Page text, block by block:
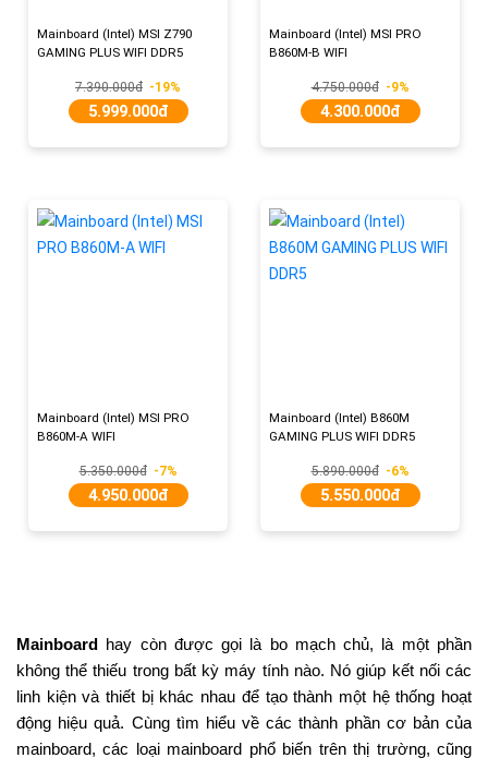
Mainboard (Intel) MSI Z790
GAMING PLUS WIFI DDR5
7.390.000đ -19%
5.999.000đ
Mainboard (Intel) MSI PRO
B860M-B WIFI
4.750.000đ-9%
4.300.000đ
Mainboard (Intel) MSI PRO
B860M-A WIFI
5.350.000đ-7%
4.950.000đ
Mainboard (Intel) B860M
GAMING PLUS WIFI DDR5
5.890.000đ-6%
5.550.000đ
Mainboard
hay còn được gọi là bo mạch chủ, là một phần
không thể thiếu trong bất kỳ máy tính nào. Nó giúp kết nối các
linh kiện và thiết bị khác nhau để tạo thành một hệ thống hoạt
động hiệu quả. Cùng tìm hiểu về các thành phần cơ bản của
mainboard, các loại mainboard phổ biến trên thị trường, cũng